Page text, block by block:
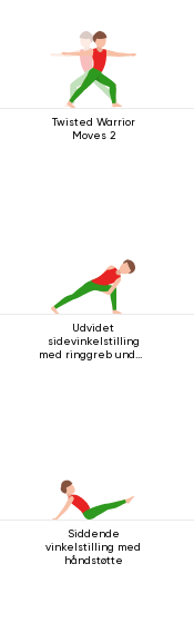
Twisted Warrior
Moves 2
Udvidet
sidevinkelstilling
med ringgreb under
Siddende
vinkelstilling med
håndstøtte